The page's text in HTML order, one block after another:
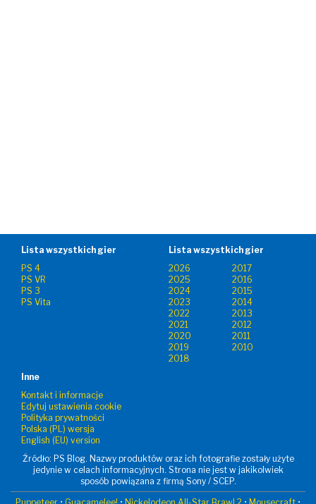
Lista wszystkich gier
PS 4
PS VR
PS 3
PS Vita
Lista wszystkich gier
2026
2017
2025
2016
2024
2015
2023
2014
2022
2013
2021
2012
2020
2011
2019
2010
2018
Inne
Kontakt i informacje
Edytuj ustawienia cookie
Polityka prywatności
Polska (PL) wersja
English (EU) version
Źródło: PS Blog. Nazwy produktów oraz ich fotografie zostały użyte
jedynie w celach informacyjnych. Strona nie jest w jakikolwiek
sposób powiązana z firmą Sony / SCEP.